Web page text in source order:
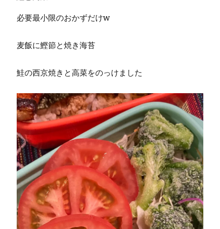
必要最小限のおかずだけw
麦飯に鰹節と焼き海苔
鮭の西京焼きと高菜をのっけました